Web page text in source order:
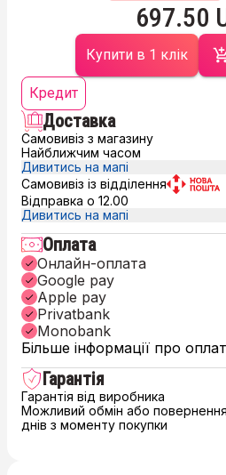
697.50
Купити в 1 клік
Кредит
Доставка
Самовивіз з магазину
Найближчим часом
Дивитись на мапі
Самовивіз із відділення
Відправка о 12.00
Дивитись на мапі
Оплата
Онлайн-оплата
Google pay
Apple pay
Privatbank
Monobank
Більше інформації про
Гарантія
Гарантія від виробника
Можливий обмін або
днів з моменту покупки